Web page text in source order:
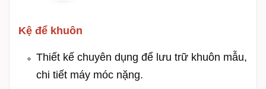
Kệ để khuôn
Thiết kế chuyên dụng để lưu trữ khuôn mẫu,
chi tiết máy móc nặng.